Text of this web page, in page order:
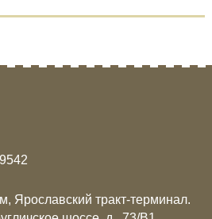
Ярославский тракт-терминал.